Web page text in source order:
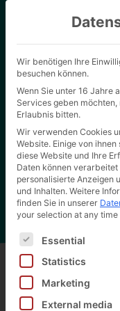
Our
Convince
Back to all products
Wir benötigen Ihre
besuchen können.
Wenn Sie unter 16 Jahre
Services geben
Erlaubnis bitten.
Wir verwenden Cookies
Website. Einige von
diese Website und Ihre
Daten können verarbeitet
personalisierte Anzeigen
und Inhalten. Weitere
finden Sie in unserer
your selection at any
Es folgt eine Liste
Essential
Statistics
Marketing
External media